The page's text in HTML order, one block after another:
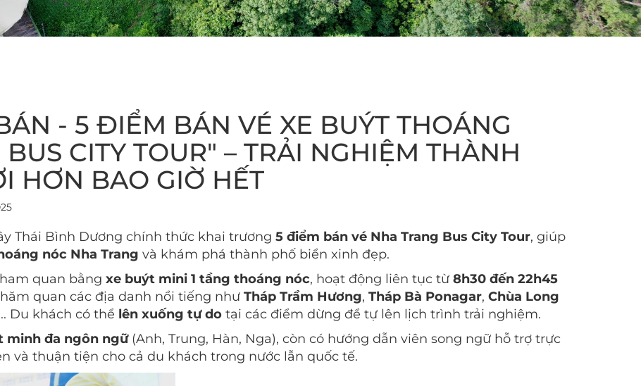
- 5 ĐIỂM BÁN VÉ XE BUÝT THOÁNG
CITY TOUR" – TRẢI NGHIỆM THÀNH
HƠN BAO GIỜ HẾT
Thái Bình Dương chính thức khai trương 5 điểm bán vé Nha Trang Bus City Tour, giúp
nóc Nha Trang và khám phá thành phố biển xinh đẹp.
quan bằng xe buýt mini 1 tầng thoáng nóc, hoạt động liên tục từ 8h30 đến 22h45
quan các địa danh nổi tiếng như Tháp Trầm Hương, Tháp Bà Ponagar, Chùa Long
Du khách có thể lên xuống tự do tại các điểm dừng để tự lên lịch trình trải nghiệm.
minh đa ngôn ngữ(Anh, Trung, Hàn, Nga), còn có hướng dẫn viên song ngữ hỗ trợ trực
và thuận tiện cho cả du khách trong nước lẫn quốc tế.